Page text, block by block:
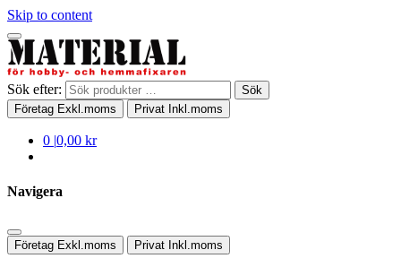
Skip to content
Sök efter:
Sök
Företag Exkl.moms Privat Inkl.moms
0 |0,00 kr
Navigera
Företag Exkl.moms Privat Inkl.moms